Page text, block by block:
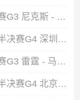
2026年05月24日NBA东部决赛G3 尼克斯 - 骑士 全场录像
2026年05月23日CBA季后赛半决赛G4 深圳 - 广厦 全场录像
2026年05月23日NBA西部决赛G3 雷霆 - 马刺 全场录像
2026年05月22日CBA季后赛半决赛G4 北京 - 上海 全场录像